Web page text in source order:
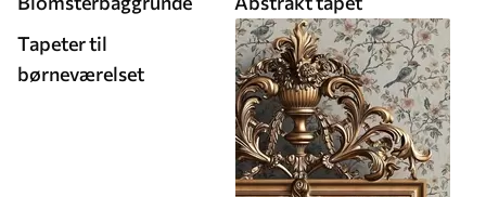
Tapeter til
børneværelset